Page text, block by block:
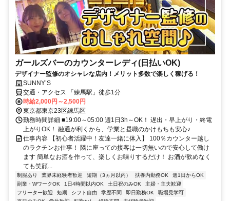
ガールズバーのカウンターレディ(日払いOK)
デザイナー監修のオシャレな店内！メリット多数で楽しく稼げる！
SUNNY’S
交通・アクセス 「練馬駅」徒歩1分
時給2,000円～2,500円
東京都東京23区練馬区
勤務時間詳細 ■19:00～05:00 週1日3h～OK！ 遅出・早上がり・終電
上がりOK！ 融通が利くから、学業と昼職のかけもちも安心♪
仕事内容 【初心者活躍中！友達一緒に体入】 100％カウンター越し
のラクチンお仕事！ 隣に座っての接客は一切無いので安心して働け
ます 簡単なお酒を作って、楽しくお喋りするだけ！ お酒が飲めなく
ても笑顔...
制服あり 業界未経験者歓迎 短期（3ヵ月以内） 扶養内勤務OK
週1日からOK
副業・WワークOK
1日4時間以内OK 土日祝のみOK
主婦・主夫歓迎
フリーター歓迎
短期 シフト自由 学歴不問 即日勤務OK
職場見学可